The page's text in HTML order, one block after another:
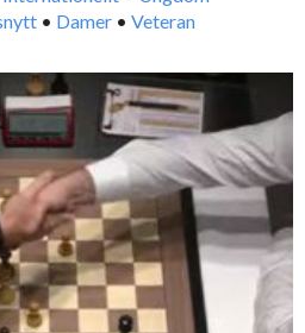
• Damer • Veteran